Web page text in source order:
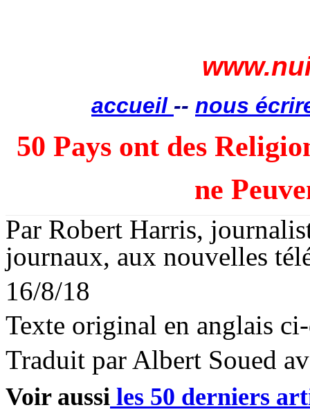
accueil -- nous
50 Pays ont des
ne
Par Robert Harris,
journaux, aux nouvelles
16/8/18
Texte original en anglais
Traduit par Albert Soued
Voir aussi les 50 derniers